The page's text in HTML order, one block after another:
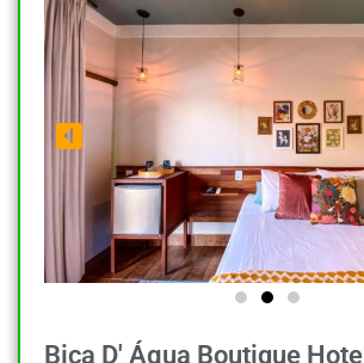
Bica D' Água Boutique Hotel